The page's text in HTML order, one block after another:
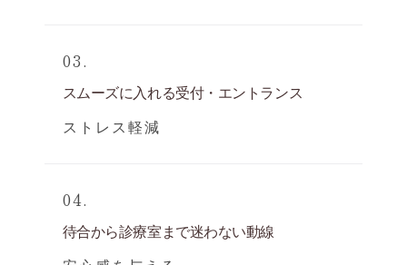
03.
スムーズに入れる受付・エントランス
ストレス軽減
04.
待合から診療室まで迷わない動線